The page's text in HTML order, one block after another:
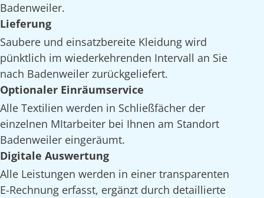
Badenweiler.
Lieferung
Saubere und einsatzbereite Kleidung wird
pünktlich im wiederkehrenden Intervall an Sie
nach Badenweiler zurückgeliefert.
Optionaler Einräumservice
Alle Textilien werden in Schließfächer der
einzelnen MItarbeiter bei Ihnen am Standort
Badenweiler eingeräumt.
Digitale Auswertung
Alle Leistungen werden in einer transparenten
E-Rechnung erfasst, ergänzt durch detaillierte